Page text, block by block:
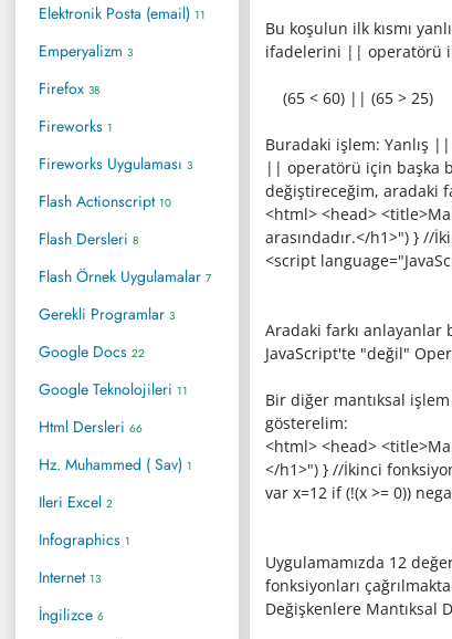
Elektronik Posta (email) 11
Emperyalizm 3
Firefox 38
Fireworks 1
Fireworks Uygulaması 3
Flash Actionscript 10
Flash Dersleri 8
Flash Örnek Uygulamalar 7
Gerekli Programlar 3
Google Docs 22
Google Teknolojileri 11
Html Dersleri 66
Hz. Muhammed ( Sav) 1
Ileri Excel 2
Infographics 1
Internet 13
İngilizce 6
Bu koşulun ilk kısmı
ifadelerini || operatörü
(65 < 60) || (65 > 25)
Buradaki işlem: Yanlış
|| operatörü için başka
değiştireceğim, aradaki
<html> <head>
arasındadır.</h1>") } //
<script
Aradaki farkı anlayanlar
JavaScript'te "değil"
Bir diğer mantıksal
gösterelim:
<html> <head>
</h1>") } //İkinci
var x=12 if (!(x >= 0))
Uygulamamızda 12
fonksiyonları
Değişkenlere Mantıksal